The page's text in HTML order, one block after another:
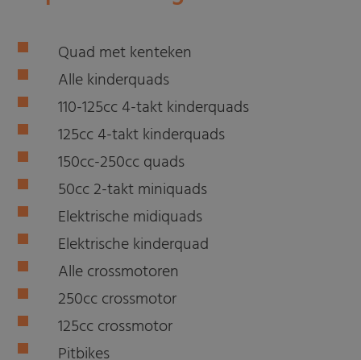
Quad met kenteken
Alle kinderquads
110-125cc 4-takt kinderquads
125cc 4-takt kinderquads
150cc-250cc quads
50cc 2-takt miniquads
Elektrische midiquads
Elektrische kinderquad
Alle crossmotoren
250cc crossmotor
125cc crossmotor
Pitbikes